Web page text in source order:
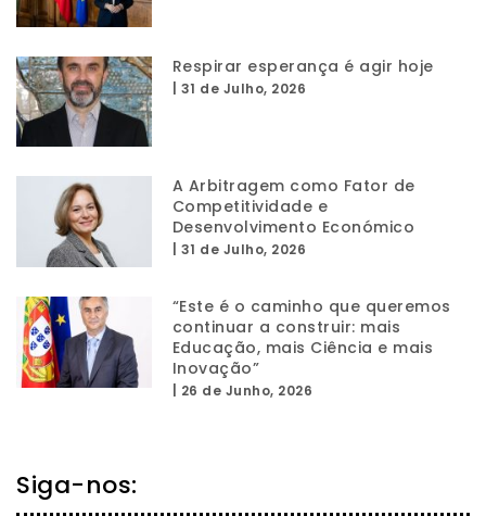
Respirar esperança é agir hoje
31 de Julho, 2026
A Arbitragem como Fator de
Competitividade e
Desenvolvimento Económico
31 de Julho, 2026
“Este é o caminho que queremos
continuar a construir: mais
Educação, mais Ciência e mais
Inovação”
26 de Junho, 2026
Siga-nos: